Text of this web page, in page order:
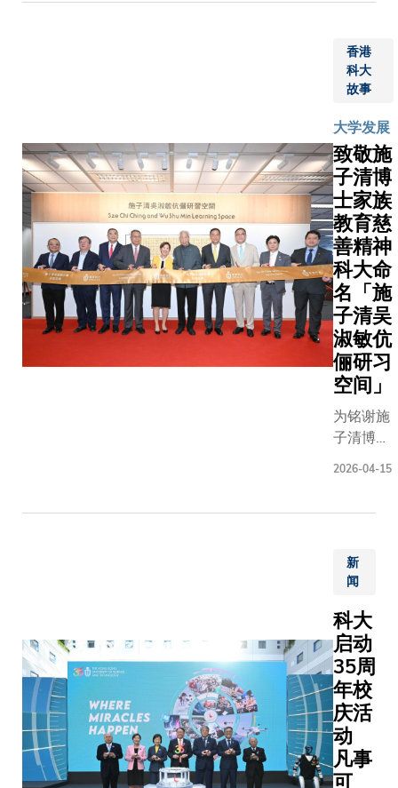
用量子技
《香港
白皮书
列为银
议。科大
远教授强
量子密码
术挑战，
瞻部署及
金融机构
可能出现
决策。科
特优势，
究与实际
将新兴科
略及具前
案。透过
我们很荣
港金融业
专业领
域的能
应对现
实世界
的挑
战。作
为一位
业务多
元、成
绩斐然
的企业
家，张
女士长
年热心
慈善与
展，曾
在保良
局及仁
任领导
职务，
贡献良
多。捐
赠签署
仪式于6
月12日
举行，
由捐赠
人张心
获数字
化投资
GPTX簡
坤投資
慷慨捐
赠，以
支持学
生的创
业精神
与创新
实践。
此次捐
赠展现
了港科
大与
GPTX簡
坤投資
在追求
学术卓
共同承
诺。
香港
科大
故事
大学发展
致敬施
子清博
士家族
教育慈
善精神
科大命
名「施
子清吴
淑敏伉
俪研习
空间」
为铭谢施
子清博士
大学（科
大）的支
持，大学
将李兆基
图书馆地
下的学习
空间命名
为施子清
吴淑敏伉
俪研习空
间。 施博
2026-04-15
新
闻
科大
启动
35周
年校
庆活
动
凡事
可